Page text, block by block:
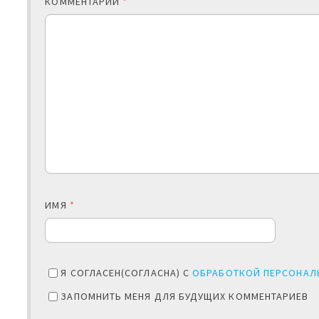
ИМЯ *
Я СОГЛАСЕН(СОГЛАСНА) СОБРАБОТКОЙ
ЗАПОМНИТЬ МЕНЯ ДЛЯ БУДУЩИХ КОММЕНТАРИЕВ